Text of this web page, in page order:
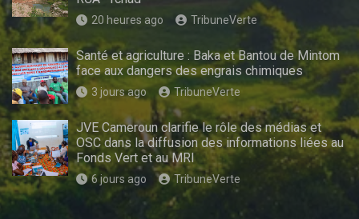
20 heures ago TribuneVerte
Santé et agriculture : Baka et Bantou de Mintom
face aux dangers des engrais chimiques
3 jours ago TribuneVerte
JVE Cameroun clarifie le rôle des médias et
OSC dans la diffusion des informations liées au
Fonds Vert et au MRI
6 jours ago TribuneVerte